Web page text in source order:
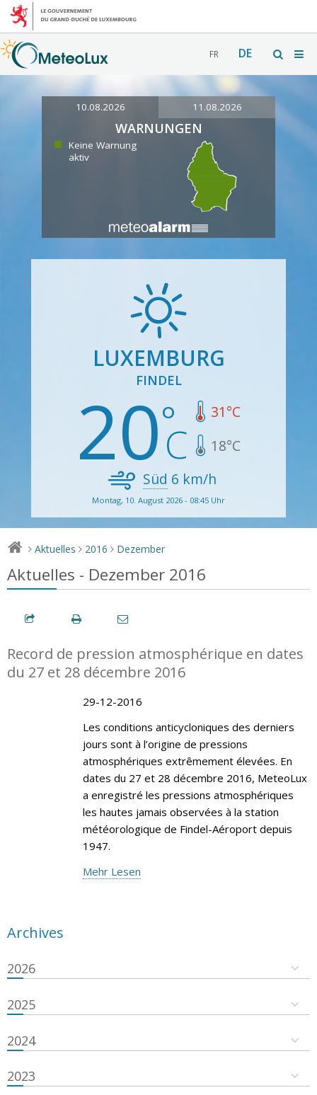
FR DE
10.08.2026 11.08.2026
WARNUNGEN
Keine Warnung
aktiv
LUXEMBURG
FINDEL
20 31°C
18°C
Süd 6 km/h
Montag, 10. August 2026 - 08:45 Uhr
> Aktuelles > 2016 > Dezember
Aktuelles - Dezember 2016
Record de pression atmosphérique en dates
du 27 et 28 décembre 2016
29-12-2016
Les conditions anticycloniques des derniers
jours sont à l’origine de pressions
atmosphériques extrêmement élevées. En
dates du 27 et 28 décembre 2016, MeteoLux
a enregistré les pressions atmosphériques
les hautes jamais observées à la station
météorologique de Findel-Aéroport depuis
1947.
Mehr Lesen
Archives
2026
2025
2024
2023